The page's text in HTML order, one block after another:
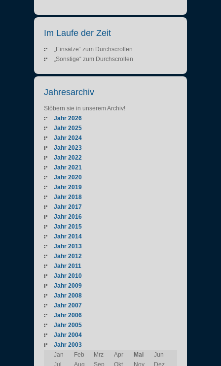
Im Laufe der Zeit
„Einsätze“ zum Durchscrollen
„Sonstige“ zum Durchscrollen
Jahresarchiv
Stöbern sie in unserem Archiv!
Jahr 2026
Jahr 2025
Jahr 2024
Jahr 2023
Jahr 2022
Jahr 2021
Jahr 2020
Jahr 2019
Jahr 2018
Jahr 2017
Jahr 2016
Jahr 2015
Jahr 2014
Jahr 2013
Jahr 2012
Jahr 2011
Jahr 2010
Jahr 2009
Jahr 2008
Jahr 2007
Jahr 2006
Jahr 2005
Jahr 2004
Jahr 2003
Jan
Feb Mrz Apr Mai
Jun
Jul
Aug Sep Okt Nov Dez